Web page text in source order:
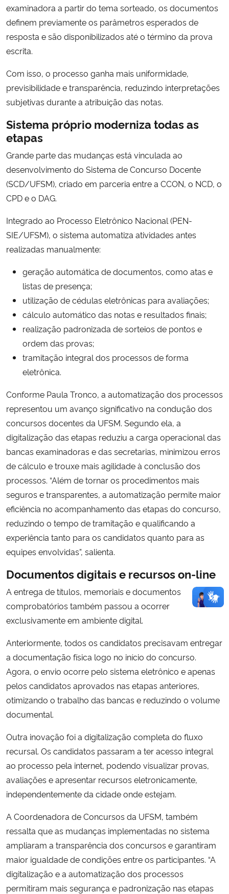
examinadora a partir do tema sorteado, os documentos
definem previamente os parâmetros esperados de
resposta e são disponibilizados até o término da prova
escrita.
Com isso, o processo ganha mais uniformidade,
previsibilidade e transparência, reduzindo interpretações
subjetivas durante a atribuição das notas.
Sistema próprio moderniza todas as
etapas
Grande parte das mudanças está vinculada ao
desenvolvimento do Sistema de Concurso Docente
(SCD/UFSM), criado em parceria entre a CCON, o NCD, o
CPD e o DAG.
Integrado ao Processo Eletrônico Nacional (PEN-
SIE/UFSM), o sistema automatiza atividades antes
realizadas manualmente:
geração automática de documentos, como atas e
listas de presença;
utilização de cédulas eletrônicas para avaliações;
cálculo automático das notas e resultados finais;
realização padronizada de sorteios de pontos e
ordem das provas;
tramitação integral dos processos de forma
eletrônica.
Conforme Paula Tronco, a automatização dos processos
representou um avanço significativo na condução dos
concursos docentes da UFSM. Segundo ela, a
digitalização das etapas reduziu a carga operacional das
bancas examinadoras e das secretarias, minimizou erros
de cálculo e trouxe mais agilidade à conclusão dos
processos. “Além de tornar os procedimentos mais
seguros e transparentes, a automatização permite maior
eficiência no acompanhamento das etapas do concurso,
reduzindo o tempo de tramitação e qualificando a
experiência tanto para os candidatos quanto para as
equipes envolvidas”, salienta.
Documentos digitais e recursos on-line
A entrega de títulos, memoriais e documentos
comprobatórios também passou a ocorrer
exclusivamente em ambiente digital.
Anteriormente, todos os candidatos precisavam entregar
a documentação física logo no início do concurso.
Agora, o envio ocorre pelo sistema eletrônico e apenas
pelos candidatos aprovados nas etapas anteriores,
otimizando o trabalho das bancas e reduzindo o volume
documental.
Outra inovação foi a digitalização completa do fluxo
recursal. Os candidatos passaram a ter acesso integral
ao processo pela internet, podendo visualizar provas,
avaliações e apresentar recursos eletronicamente,
independentemente da cidade onde estejam.
A Coordenadora de Concursos da UFSM, também
ressalta que as mudanças implementadas no sistema
ampliaram a transparência dos concursos e garantiram
maior igualdade de condições entre os participantes. “A
digitalização e a automatização dos processos
permitiram mais segurança e padronização nas etapas